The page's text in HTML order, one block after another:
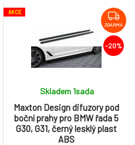
AKCE
ZDARMA
-20%
Maxton Design difuzory pod
boční prahy pro BMW řada 5
G30, G31, černý lesklý plast
ABS
Skladem 1sada